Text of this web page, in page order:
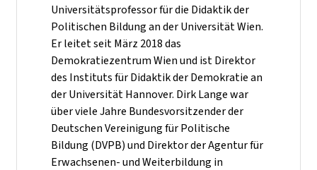
Universitätsprofessor für die Didaktik der
Politischen Bildung an der Universität Wien.
Er leitet seit März 2018 das
Demokratiezentrum Wien und ist Direktor
des Instituts für Didaktik der Demokratie an
der Universität Hannover. Dirk Lange war
über viele Jahre Bundesvorsitzender der
Deutschen Vereinigung für Politische
Bildung (DVPB) und Direktor der Agentur für
Erwachsenen- und Weiterbildung in